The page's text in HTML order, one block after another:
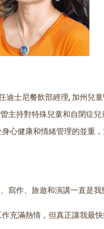
士尼餐飲部經理, 加州兒
主持對特殊兒童和自閉症
心健康和情緒管理的並重
作、旅遊和演講一直是我
充滿熱情，但真正讓我最